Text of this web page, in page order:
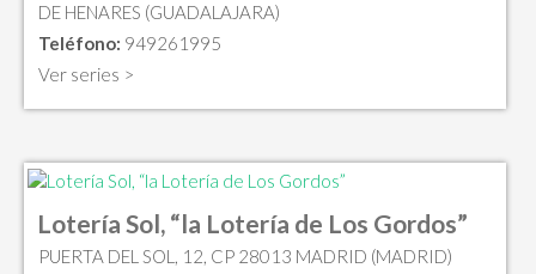
DE HENARES (GUADALAJARA)
Teléfono: 949261995
Ver series >
Lotería Sol, “la Lotería de Los Gordos”
PUERTA DEL SOL, 12, CP 28013 MADRID (MADRID)